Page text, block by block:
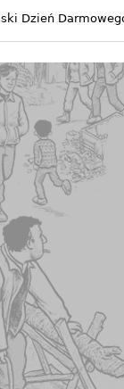
Dzień